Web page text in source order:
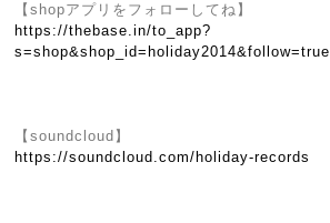
【shopアプリをフォローしてね】
https://thebase.in/to_app?
s=shop&shop_id=holiday2014&follow=true
【soundcloud】
https://soundcloud.com/holiday-records